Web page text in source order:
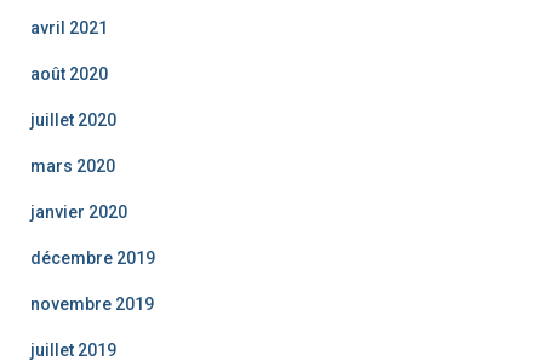
avril 2021
août 2020
juillet 2020
mars 2020
janvier 2020
décembre 2019
novembre 2019
juillet 2019